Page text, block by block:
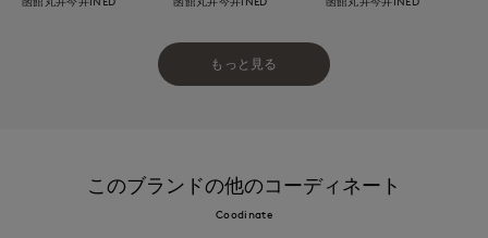
もっと見る
このブランドの他のコーディネート
Coodinate